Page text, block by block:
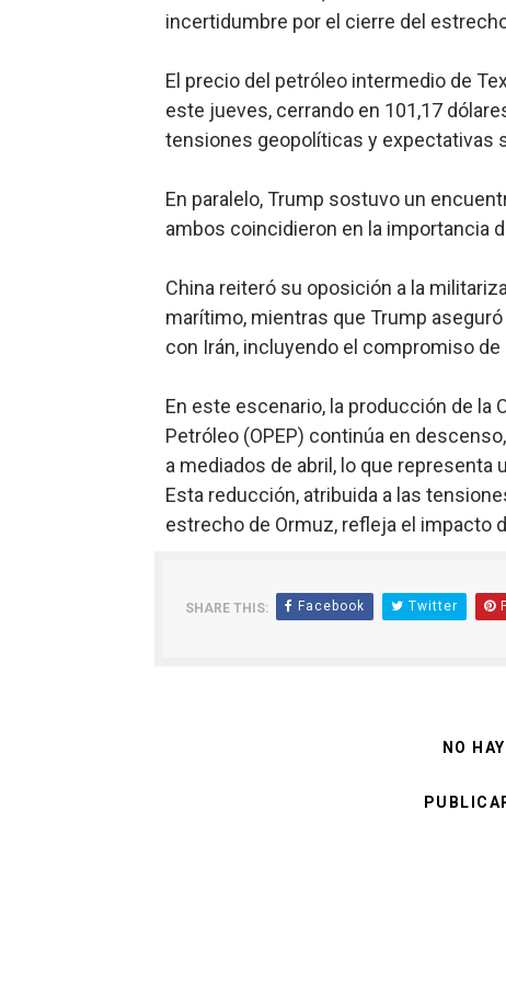
Lee Ballester a los que se
Operativo Interinstitucional
Trabajadores de la prensa
Ministerio de Cultura
Más de 180 dirigentes
incertidumbre por el cierre del
El precio del petróleo intermedio de
este jueves, cerrando en 101,17
tensiones geopolíticas y expectativas
En paralelo, Trump sostuvo un
ambos coincidieron en la importancia
China reiteró su oposición a la
marítimo, mientras que Trump
con Irán, incluyendo el compromiso
En este escenario, la producción de la
Petróleo (OPEP) continúa en
a mediados de abril, lo que representa
Esta reducción, atribuida a las
estrecho de Ormuz, refleja el impacto
SHARE THIS: Facebook Twitter
NO